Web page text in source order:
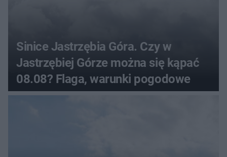
Sinice Jastrzębia Góra. Czy w
Jastrzębiej Górze można się kąpać
08.08? Flaga, warunki pogodowe